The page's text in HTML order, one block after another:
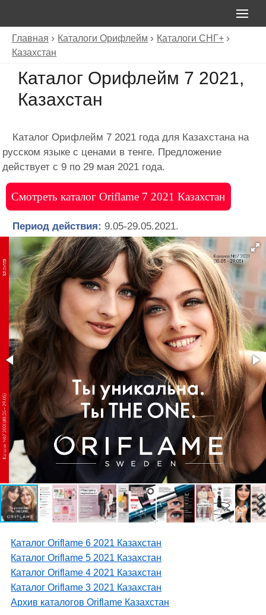
Главная Каталоги Орифлейм
Каталоги СНГ+
Казахстан
Каталог Орифлейм 7 2021,
Казахстан
Каталог Орифлейм 7 2021 года для Казахстана на
русском языке с ценами в тенге. Предложение
действует с 9 по 29 мая 2021 года.
Смотреть каталог Oriflame 7 2021 Казахстан
Период действия: 9.05-29.05.2021.
Каталог Oriflame 6 2021 Казахстан
Каталог Oriflame 5 2021 Казахстан
Каталог Oriflame 4 2021 Казахстан
Каталог Oriflame 3 2021 Казахстан
Архив каталогов Oriflame Казахстан